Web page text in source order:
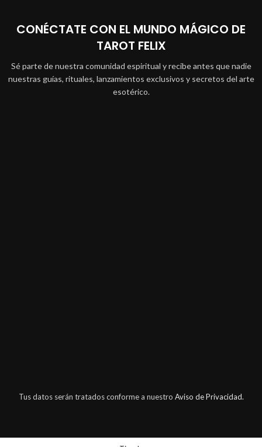
CONÉCTATE CON EL MUNDO MÁGICO DE
TAROT FELIX
Sé parte de nuestra comunidad espiritual y recibe antes que nadie
nuestras guías, rituales, lanzamientos exclusivos y secretos del arte
esotérico.
Tus datos serán tratados conforme a nuestro Aviso de Privacidad.